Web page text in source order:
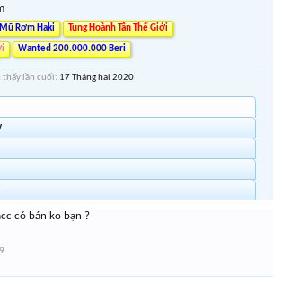
Rơm Haki Tung Hoành Tân Thế Giới
Wanted 200.000.000 Beri
thấy lần cuối: 17 Tháng hai 2020
có bán ko bạn ?